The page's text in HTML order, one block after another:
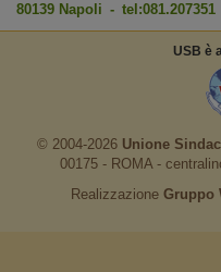
80139 Napoli -
USB è
© 2004-2026 Unione
00175 - ROMA -
Realizzazione Gruppo